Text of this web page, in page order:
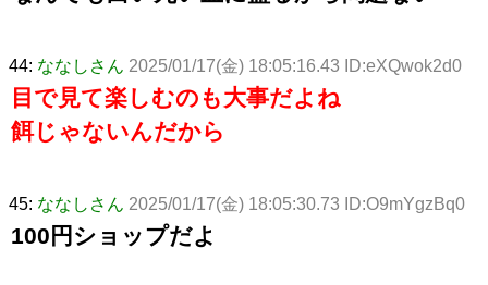
44: ななしさん 2025/01/17(金) 18:05:16.43 ID:eXQwok2d0
目で見て楽しむのも大事だよね
餌じゃないんだから
45: ななしさん 2025/01/17(金) 18:05:30.73 ID:O9mYgzBq0
100円ショップだよ